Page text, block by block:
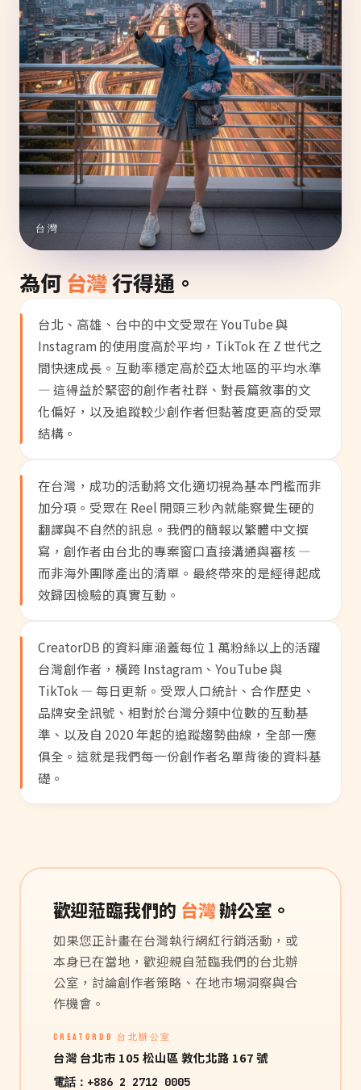
台灣
為何 台灣行得通。
台北、高雄、台中的中文受眾在 YouTube 與
Instagram 的使用度高於平均，TikTok 在 Z 世代之
間快速成長。互動率穩定高於亞太地區的平均水準
— 這得益於緊密的創作者社群、對長篇敘事的文
化偏好，以及追蹤較少創作者但黏著度更高的受眾
結構。
在台灣，成功的活動將文化適切視為基本門檻而非
加分項。受眾在 Reel 開頭三秒內就能察覺生硬的
翻譯與不自然的訊息。我們的簡報以繁體中文撰
寫，創作者由台北的專案窗口直接溝通與審核 —
而非海外團隊產出的清單。最終帶來的是經得起成
效歸因檢驗的真實互動。
CreatorDB 的資料庫涵蓋每位 1 萬粉絲以上的活躍
台灣創作者，橫跨 Instagram、YouTube 與
TikTok — 每日更新。受眾人口統計、合作歷史、
品牌安全訊號、相對於台灣分類中位數的互動基
準、以及自 2020 年起的追蹤趨勢曲線，全部一應
俱全。這就是我們每一份創作者名單背後的資料基
礎。
歡迎蒞臨我們的 台灣辦公室。
如果您正計畫在台灣執行網紅行銷活動，或
本身已在當地，歡迎親自蒞臨我們的台北辦
公室，討論創作者策略、在地市場洞察與合
作機會。
CREATORDB 台北辦公室
台灣 台北市 105 松山區 敦化北路 167 號
電話： +886 2 2712 0005